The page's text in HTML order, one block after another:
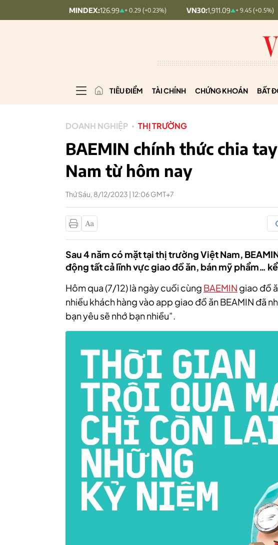
126.99 + 0.29 (+0.23%) VN30: 1,911.09 + 9.45 (+0.5%)
TIÊU ĐIỂM TÀI CHÍNH CHỨNG KHOÁN BẤT
DOANH NGHIỆP THỊ TRƯỜNG
BAEMIN chính thức chia
Nam từ hôm nay
Thứ Sáu, 8/12/2023 | 12:06 GMT+7
Sau 4 năm có mặt tại thị trường Việt Nam,
động tất cả lĩnh vực giao đồ ăn, bán mỹ phẩm…
Hôm qua (7/12) là ngày cuối cùng BAEMIN giao đồ
nhiều khách hàng vào app giao đồ ăn BEAMIN đã
bạn yêu sẽ nhớ bạn nhiều”.